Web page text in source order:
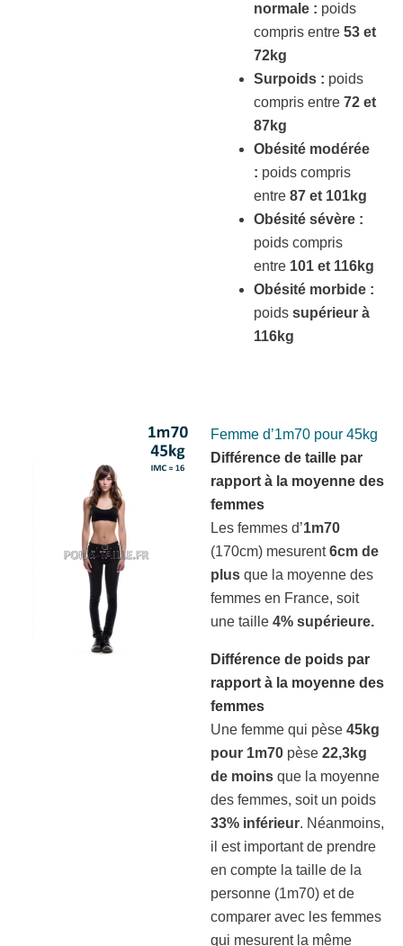
normale : poids
compris entre 53 et
72kg
Surpoids : poids
compris entre 72 et
87kg
Obésité modérée
: poids compris
entre 87 et 101kg
Obésité sévère :
poids compris
entre 101 et 116kg
Obésité morbide :
poids supérieur à
116kg
Femme d’1m70 pour 45kg
Différence de taille par
rapport à la moyenne des
femmes
Les femmes d’1m70
(170cm) mesurent6cm de
plus que la moyenne des
femmes en France, soit
une taille 4% supérieure.
Différence de poids par
rapport à la moyenne des
femmes
Une femme qui pèse 45kg
pour 1m70 pèse 22,3kg
de moins que la moyenne
des femmes, soit un poids
33% inférieur. Néanmoins,
il est important de prendre
en compte la taille de la
personne (1m70) et de
comparer avec les femmes
qui mesurent la même